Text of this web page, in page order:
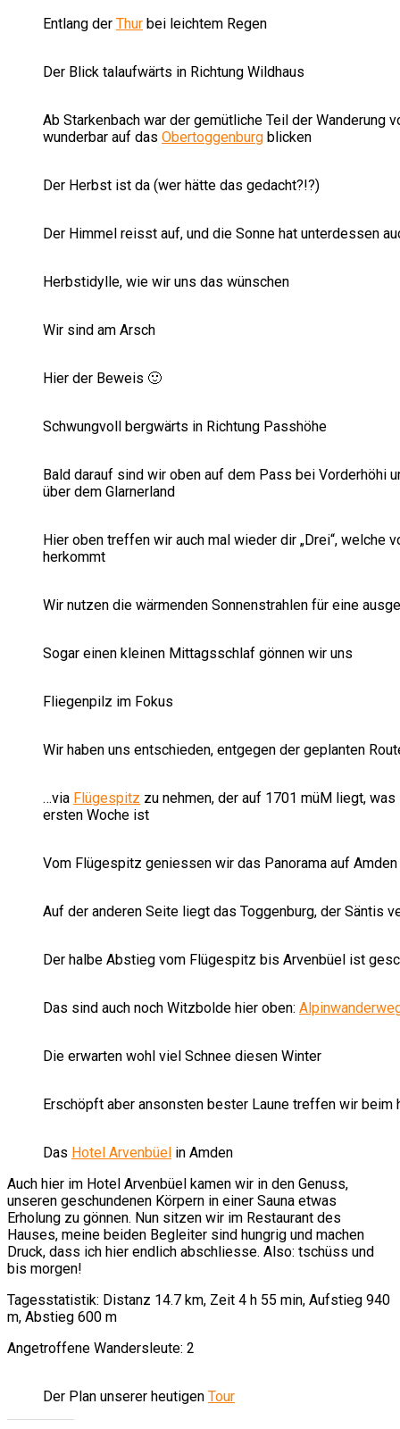
Entlang der Thur bei leichtem Regen
Der Blick talaufwärts in Richtung Wildhaus
Ab Starkenbach war der gemütliche Teil der Wanderung
wunderbar auf das Obertoggenburg blicken
Der Herbst ist da (wer hätte das gedacht?!?)
Der Himmel reisst auf, und die Sonne hat unterdessen
Herbstidylle, wie wir uns das wünschen
Wir sind am Arsch
Hier der Beweis 🙂
Schwungvoll bergwärts in Richtung Passhöhe
Bald darauf sind wir oben auf dem Pass bei Vorderhöhi
über dem Glarnerland
Hier oben treffen wir auch mal wieder dir „Drei“, welche
herkommt
Wir nutzen die wärmenden Sonnenstrahlen für eine
Sogar einen kleinen Mittagsschlaf gönnen wir uns
Fliegenpilz im Fokus
Wir haben uns entschieden, entgegen der geplanten
…via Flügespitz zu nehmen, der auf 1701 müM liegt,
ersten Woche ist
Vom Flügespitz geniessen wir das Panorama auf
Auf der anderen Seite liegt das Toggenburg, der Säntis
Der halbe Abstieg vom Flügespitz bis Arvenbüel ist
Das sind auch noch Witzbolde hier oben:
Die erwarten wohl viel Schnee diesen Winter
Erschöpft aber ansonsten bester Laune treffen wir beim
Das Hotel Arvenbüel in Amden
Auch hier im Hotel Arvenbüel kamen wir in den Genuss,
unseren geschundenen Körpern in einer Sauna etwas
Erholung zu gönnen. Nun sitzen wir im Restaurant des
Hauses, meine beiden Begleiter sind hungrig und machen
Druck, dass ich hier endlich abschliesse. Also: tschüss und
bis morgen!
Tagesstatistik: Distanz 14.7 km, Zeit 4 h 55 min, Aufstieg 940
m, Abstieg 600 m
Angetroffene Wandersleute: 2
Der Plan unserer heutigen Tour